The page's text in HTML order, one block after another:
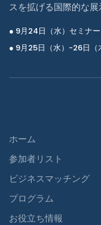
スを拡げる国際的な展
● 9月24日（水）セミナー
● 9月25日（水）-26日（
ホーム
参加者リスト
ビジネスマッチング
プログラム
お役立ち情報